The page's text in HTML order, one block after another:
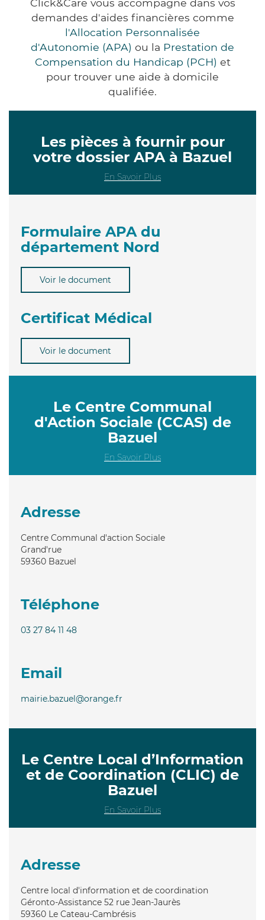
Click&Care vous accompagne dans vos
demandes d'aides financières comme
l'Allocation Personnalisée
d'Autonomie (APA) ou la Prestation de
Compensation du Handicap (PCH) et
pour trouver une aide à domicile
qualifiée.
Les pièces à fournir pour
votre dossier APA à Bazuel
En Savoir Plus
Formulaire APA du
département Nord
Voir le document
Certificat Médical
Voir le document
Le Centre Communal
d'Action Sociale (CCAS) de
Bazuel
En Savoir Plus
Adresse
Centre Communal d'action Sociale
Grand'rue
59360 Bazuel
Téléphone
03 27 84 11 48
Email
mairie.bazuel@orange.fr
Le Centre Local d’Information
et de Coordination (CLIC) de
Bazuel
En Savoir Plus
Adresse
Centre local d'information et de coordination
Géronto-Assistance 52 rue Jean-Jaurès
59360 Le Cateau-Cambrésis